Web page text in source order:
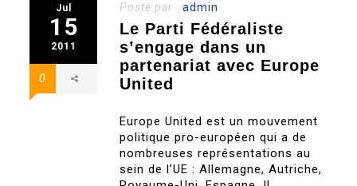
Jul
15
2011
0
Posté par :admin
Le Parti Fédéraliste
s’engage dans un
partenariat avec Europe
United
Europe United est un mouvement
politique pro-européen qui a de
nombreuses représentations au
sein de l’UE : Allemagne, Autriche,